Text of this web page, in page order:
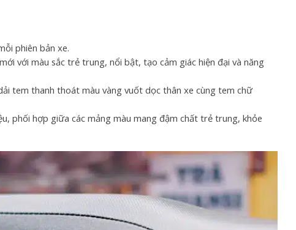
phiên bản xe.
với màu sắc trẻ trung, nổi bật, tạo cảm giác hiện đại và năng
tem thanh thoát màu vàng vuốt dọc thân xe cùng tem chữ
phối hợp giữa các mảng màu mang đậm chất trẻ trung, khỏe